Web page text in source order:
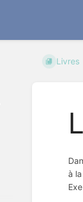
Livres
à